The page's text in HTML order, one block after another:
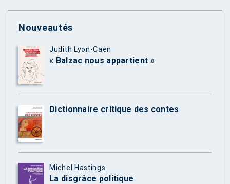
Nouveautés
Judith Lyon-Caen
« Balzac nous appartient »
Dictionnaire critique des contes
Michel Hastings
La disgrâce politique